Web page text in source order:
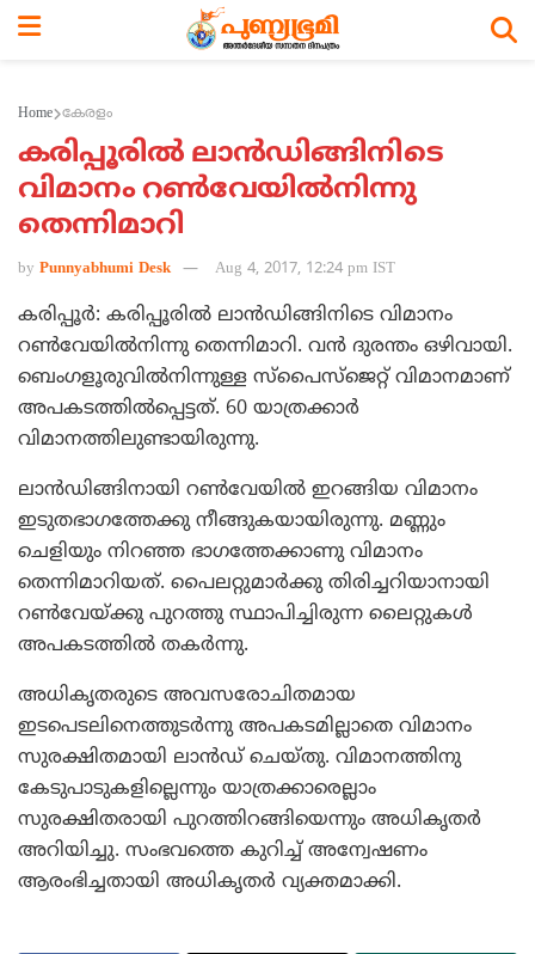
Home കേരളം
കരിപ്പൂരില്‍ ലാന്‍ഡിങ്ങിനിടെ
വിമാനം റണ്‍വേയില്‍നിന്നു
തെന്നിമാറി
by Punnyabhumi Desk Aug 4, 2017, 12:24 pm IST
കരിപ്പൂര്‍: കരിപ്പൂരില്‍ ലാന്‍ഡിങ്ങിനിടെ വിമാനം
റണ്‍വേയില്‍നിന്നു തെന്നിമാറി. വന്‍ ദുരന്തം ഒഴിവായി.
ബെംഗളൂരുവില്‍നിന്നുള്ള സ്പൈസ്ജെറ്റ് വിമാനമാണ്
അപകടത്തില്‍പ്പെട്ടത്. 60 യാത്രക്കാര്‍
വിമാനത്തിലുണ്ടായിരുന്നു.
ലാന്‍ഡിങ്ങിനായി റണ്‍വേയില്‍ ഇറങ്ങിയ വിമാനം
ഇടുതഭാഗത്തേക്കു നീങ്ങുകയായിരുന്നു. മണ്ണും
ചെളിയും നിറഞ്ഞ ഭാഗത്തേക്കാണു വിമാനം
തെന്നിമാറിയത്. പൈലറ്റുമാര്‍ക്കു തിരിച്ചറിയാനായി
റണ്‍വേയ്ക്കു പുറത്തു സ്ഥാപിച്ചിരുന്ന ലൈറ്റുകള്‍
അപകടത്തില്‍ തകര്‍ന്നു.
അധികൃതരുടെ അവസരോചിതമായ
ഇടപെടലിനെത്തുടര്‍ന്നു അപകടമില്ലാതെ വിമാനം
സുരക്ഷിതമായി ലാന്‍ഡ് ചെയ്തു. വിമാനത്തിനു
കേടുപാടുകളില്ലെന്നും യാത്രക്കാരെല്ലാം
സുരക്ഷിതരായി പുറത്തിറങ്ങിയെന്നും അധികൃതര്‍
അറിയിച്ചു. സംഭവത്തെ കുറിച്ച് അന്വേഷണം
ആരംഭിച്ചതായി അധികൃതര്‍ വ്യക്തമാക്കി.